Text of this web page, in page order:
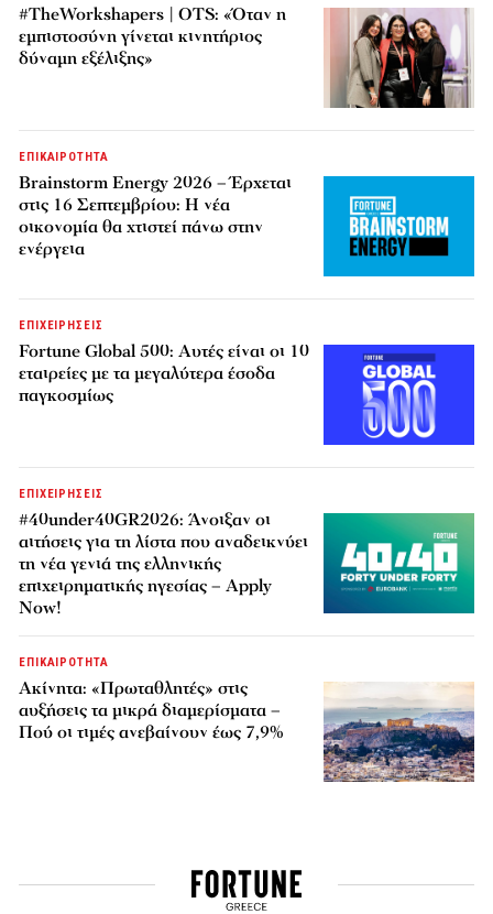
#TheWorkshapers | OTS: «Όταν η
εμπιστοσύνη γίνεται κινητήριος
δύναμη εξέλιξης»
ΕΠΙΚΑΙΡΟΤΗΤΑ
Brainstorm Energy 2026 – Έρχεται
στις 16 Σεπτεμβρίου: Η νέα
οικονομία θα χτιστεί πάνω στην
ενέργεια
ΕΠΙΧΕΙΡΗΣΕΙΣ
Fortune Global 500: Αυτές είναι οι 10
εταιρείες με τα μεγαλύτερα έσοδα
παγκοσμίως
ΕΠΙΧΕΙΡΗΣΕΙΣ
#40under40GR2026: Άνοιξαν οι
αιτήσεις για τη λίστα που αναδεικνύει
τη νέα γενιά της ελληνικής
επιχειρηματικής ηγεσίας – Apply
Now!
ΕΠΙΚΑΙΡΟΤΗΤΑ
Ακίνητα: «Πρωταθλητές» στις
αυξήσεις τα μικρά διαμερίσματα –
Πού οι τιμές ανεβαίνουν έως 7,9%